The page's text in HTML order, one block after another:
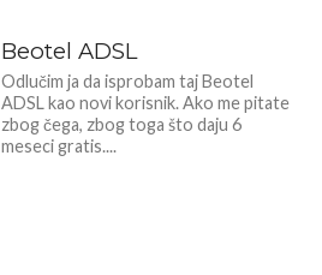
Beotel ADSL
Odlučim ja da isprobam taj Beotel
ADSL kao novi korisnik. Ako me pitate
zbog čega, zbog toga što daju 6
meseci gratis....